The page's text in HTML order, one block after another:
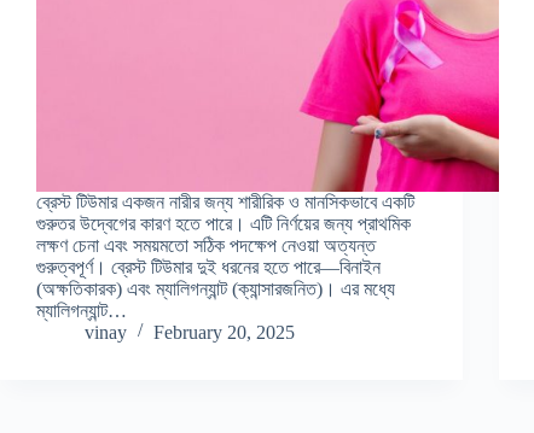
ব্রেস্ট টিউমার একজন নারীর জন্য শারীরিক ও মানসিকভাবে একটি
গুরুতর উদ্বেগের কারণ হতে পারে। এটি নির্ণয়ের জন্য প্রাথমিক
লক্ষণ চেনা এবং সময়মতো সঠিক পদক্ষেপ নেওয়া অত্যন্ত
গুরুত্বপূর্ণ। ব্রেস্ট টিউমার দুই ধরনের হতে পারে—বিনাইন
(অক্ষতিকারক) এবং ম্যালিগন্যান্ট (ক্যান্সারজনিত)। এর মধ্যে
ম্যালিগন্যান্ট…
vinay
February 20, 2025